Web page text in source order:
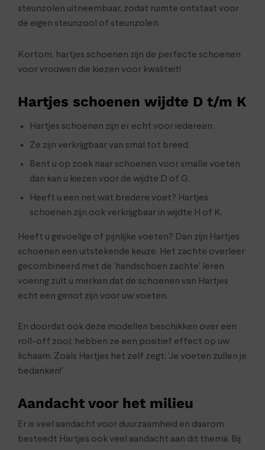
steunzolen uitneembaar, zodat ruimte ontstaat voor
de eigen steunzool of steunzolen.
Kortom, hartjes schoenen zijn de perfecte schoenen
voor vrouwen die kiezen voor kwaliteit!
Hartjes schoenen wijdte D t/m K
Hartjes schoenen zijn er echt voor iedereen.
Ze zijn verkrijgbaar van smal tot breed.
Bent u op zoek naar schoenen voor smalle voeten
dan kan u kiezen voor de wijdte D of G.
Heeft u een net wat bredere voet? Hartjes
schoenen zijn ook verkrijgbaar in wijdte H of K.
Heeft u gevoelige of pijnlijke voeten? Dan zijn Hartjes
schoenen een uitstekende keuze. Het zachte overleer
gecombineerd met de ‘handschoen zachte’ leren
voering zult u merken dat de schoenen van Hartjes
echt een genot zijn voor uw voeten.
En doordat ook deze modellen beschikken over een
roll-off zool, hebben ze een positief effect op uw
lichaam. Zoals Hartjes het zelf zegt: ‘Je voeten zullen je
bedanken!’
Aandacht voor het milieu
Er is veel aandacht voor duurzaamheid en daarom
besteedt Hartjes ook veel aandacht aan dit thema. Bij